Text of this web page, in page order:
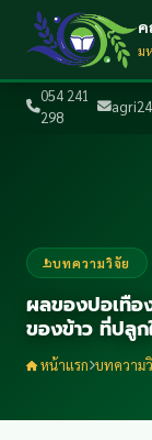
054 241
298
ค
ม
บทความวิจัย
ผลของปอเทือ
ของข้าว ที่ปลูก
หน้าแรก บทความ